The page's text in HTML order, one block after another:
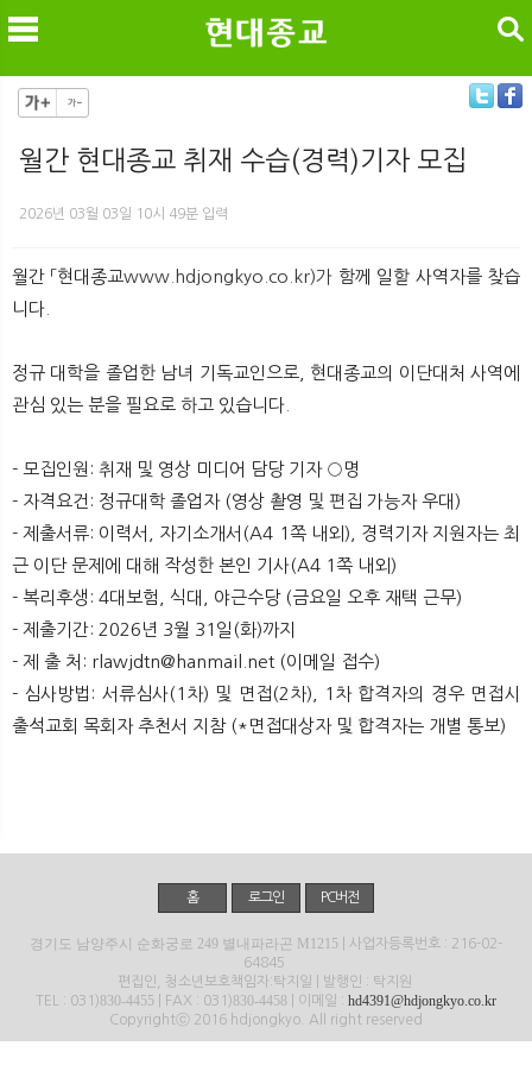
검색
월간 현대종교 취재 수습(경력)기자 모집
2026년 03월 03일 10시 49분 입력
월간 「현대종교www.hdjongkyo.co.kr)가 함께 일할 사역자를 찾습
니다.
정규 대학을 졸업한 남녀 기독교인으로, 현대종교의 이단대처 사역에
관심 있는 분을 필요로 하고 있습니다.
- 모집인원: 취재 및 영상 미디어 담당 기자 ○명
- 자격요건: 정규대학 졸업자 (영상 촬영 및 편집 가능자 우대)
- 제출서류: 이력서, 자기소개서(A4 1쪽 내외), 경력기자 지원자는 최
근 이단 문제에 대해 작성한 본인 기사(A4 1쪽 내외)​
- 복리후생: 4대보험, 식대, 야근수당 (금요일 오후 재택 근무)
- 제출기간: 2026년 3월 31일(화)까지
- 제 출 처: rlawjdtn@hanmail.net (이메일 접수)
- 심사방법: 서류심사(1차) 및 면접(2차), 1차 합격자의 경우 면접시
출석교회 목회자 추천서 지참 (*면접대상자 및 합격자는 개별 통보)​
홈 로그인 PC버전
경기도 남양주시 순화궁로 249 별내파라곤 M1215 | 사업자등록번호 : 216-02-
64845
편집인, 청소년보호책임자:탁지일 | 발행인 : 탁지원
TEL : 031)830-4455 | FAX : 031)830-4458 | 이메일 : hd4391@hdjongkyo.co.kr
Copyrightⓒ 2016 hdjongkyo. All right reserved